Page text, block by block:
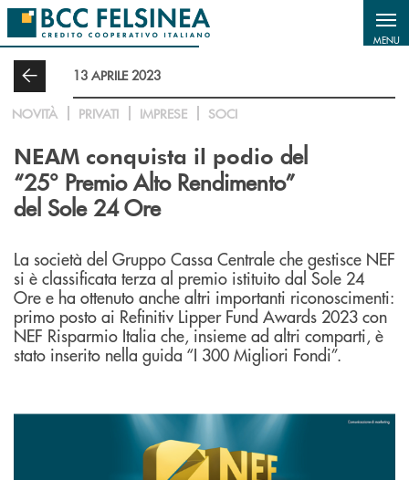
Salta al contenuto principale
MENU
13 APRILE 2023
NOVITÀ PRIVATI IMPRESE SOCI
NEAM conquista il podio del
“25° Premio Alto Rendimento”
del Sole 24 Ore
La società del Gruppo Cassa Centrale che gestisce NEF
si è classificata terza al premio istituito dal Sole 24
Ore e ha ottenuto anche altri importanti riconoscimenti:
primo posto ai Refinitiv Lipper Fund Awards 2023 con
NEF Risparmio Italia che, insieme ad altri comparti, è
stato inserito nella guida “I 300 Migliori Fondi”.